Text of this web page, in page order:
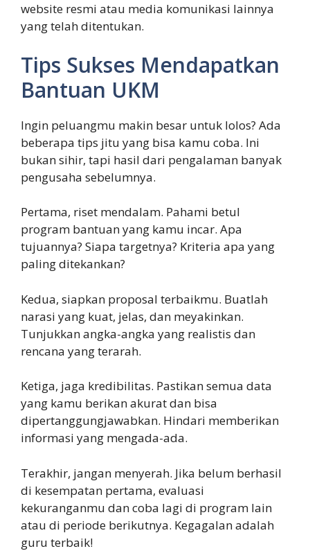
website resmi atau media komunikasi lainnya
yang telah ditentukan.
Tips Sukses Mendapatkan
Bantuan UKM
Ingin peluangmu makin besar untuk lolos? Ada
beberapa tips jitu yang bisa kamu coba. Ini
bukan sihir, tapi hasil dari pengalaman banyak
pengusaha sebelumnya.
Pertama, riset mendalam. Pahami betul
program bantuan yang kamu incar. Apa
tujuannya? Siapa targetnya? Kriteria apa yang
paling ditekankan?
Kedua, siapkan proposal terbaikmu. Buatlah
narasi yang kuat, jelas, dan meyakinkan.
Tunjukkan angka-angka yang realistis dan
rencana yang terarah.
Ketiga, jaga kredibilitas. Pastikan semua data
yang kamu berikan akurat dan bisa
dipertanggungjawabkan. Hindari memberikan
informasi yang mengada-ada.
Terakhir, jangan menyerah. Jika belum berhasil
di kesempatan pertama, evaluasi
kekuranganmu dan coba lagi di program lain
atau di periode berikutnya. Kegagalan adalah
guru terbaik!